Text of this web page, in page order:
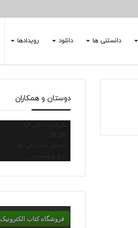
دانستنی ها دانلود رویدادها
دوستان و همکاران
شرکت دانش آرا
انجمن استارتاپ ها
نانو پروسسور
فروشگاه کتاب الکترونیک